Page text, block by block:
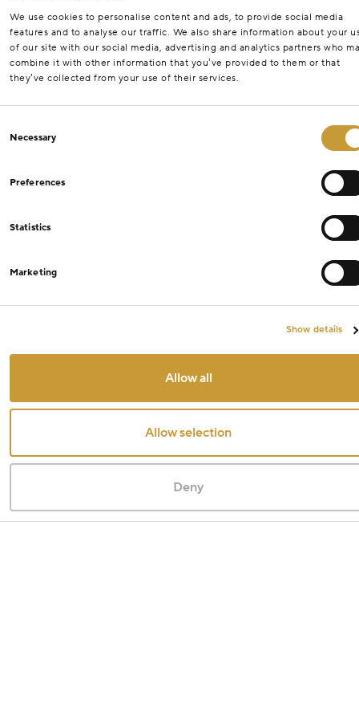
We use cookies to personalise content and ads, to provide social media
features and to analyse our traffic. We also share information about your
of our site with our social media, advertising and analytics partners who
combine it with other information that you’ve provided to them or that
they’ve collected from your use of their services.
Selection
Necessary
Preferences
Statistics
Marketing
Show details
Allow all
Allow selection
Deny